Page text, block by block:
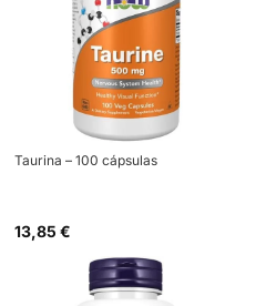
Taurina – 100 cápsulas
13,85 €